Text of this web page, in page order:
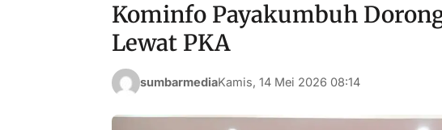
Kominfo Payakumbuh
Lewat PKA
sumbarmediaKamis, 14 Mei 2026 08:14